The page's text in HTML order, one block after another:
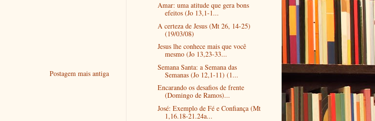
Postagem mais antiga
Amar: uma atitude que gera bons
efeitos (Jo 13,1-1...
A certeza de Jesus (Mt 26, 14-25)
(19/03/08)
Jesus lhe conhece mais que você
mesmo (Jo 13,23-33...
Semana Santa: a Semana das
Semanas (Jo 12,1-11) (1...
Encarando os desafios de frente
(Domingo de Ramos)...
José: Exemplo de Fé e Confiança (Mt
1,16.18-21.24a...